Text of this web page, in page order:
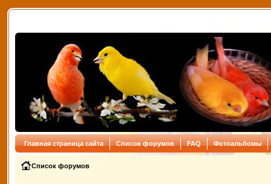
Главная страница сайта Список форумов FAQ Фотоальбомы
Список форумов